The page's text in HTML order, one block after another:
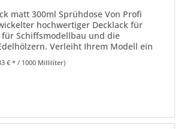
matt 300ml Sprühdose Von Profi
hochwertiger Decklack für
für Schiffsmodellbau und die
Verleiht Ihrem Modell ein
€ * / 1000 Milliliter)